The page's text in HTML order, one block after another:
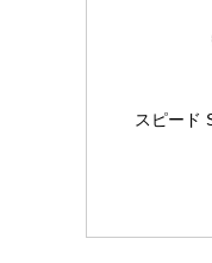
スピード